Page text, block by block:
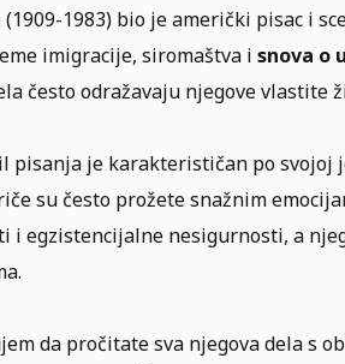
(1909-1983) bio je američki pisac i
imigracije, siromaštva i snova o
često odražavaju njegove
pisanja je karakterističan po svojoj
su često prožete snažnim
i egzistencijalne nesigurnosti, a
da pročitate sva njegova dela s